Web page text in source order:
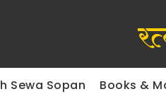
Sewa Sopan Books &